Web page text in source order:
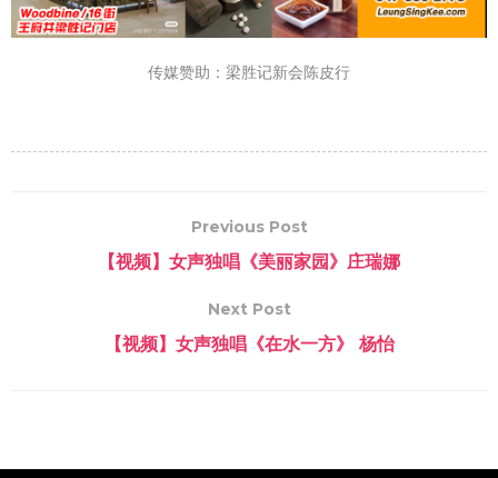
传媒赞助：梁胜记新会陈皮行
Previous Post
【视频】女声独唱《美丽家园》庄瑞娜
Next Post
【视频】女声独唱《在水一方》 杨怡